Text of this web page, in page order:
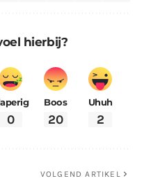
hierbij?
0
Boos
20
Uhuh
2
VOLGEND ARTIKEL